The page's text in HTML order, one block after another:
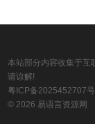
本站部分内容收集于互
请谅解!
粤ICP备2025452707
© 2026 易语言资源网